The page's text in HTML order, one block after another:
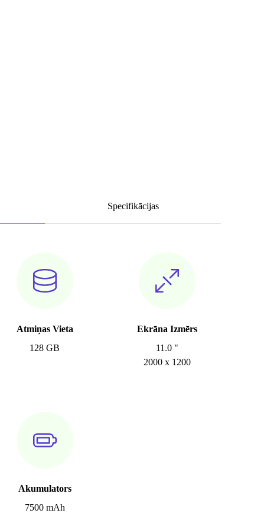
Specifikācijas
Atmiņas Vieta
128 GB
Ekrāna Izmērs
11.0 "
2000 x 1200
Akumulators
7500 mAh